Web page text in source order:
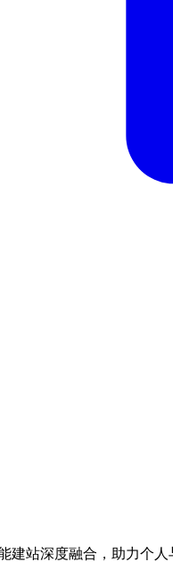
站深度融合，助力个